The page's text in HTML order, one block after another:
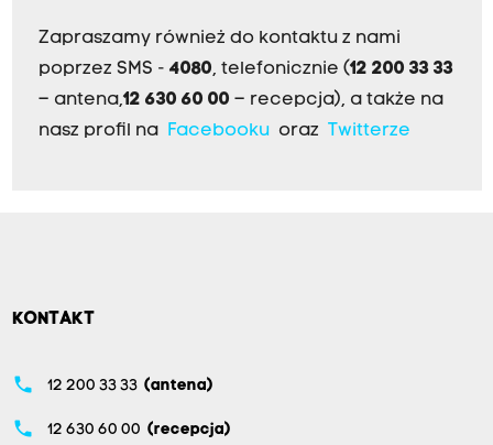
Zapraszamy również do kontaktu z nami
poprzez SMS - 4080, telefonicznie (12 200 33 33
– antena,12 630 60 00 – recepcja), a także na
nasz profil na
Facebookuoraz Twitterze
KONTAKT
phone 12 200 33 33 (antena)
phone 12 630 60 00 (recepcja)